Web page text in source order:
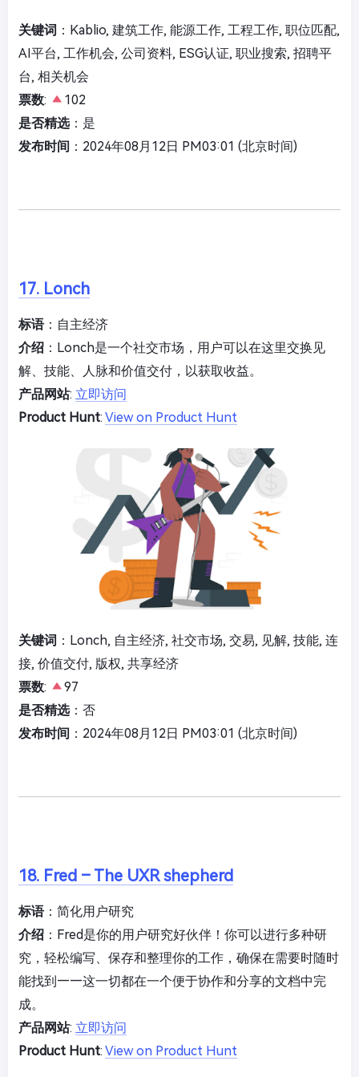
关键词 ：Kablio, 建筑工作, 能源工作, 工程工作, 职位匹配,
AI平台, 工作机会, 公司资料, ESG认证, 职业搜索, 招聘平
台, 相关机会
票数:
102
是否精选：是
发布时间 ：2024年08月12日 PM03:01 (北京时间)
17. Lonch
标语：自主经济
介绍 ：Lonch是一个社交市场，用户可以在这里交换见
解、技能、人脉和价值交付，以获取收益。
产品网站: 立即访问
Product Hunt: View on Product Hunt
关键词 ：Lonch, 自主经济, 社交市场, 交易, 见解, 技能, 连
接, 价值交付, 版权, 共享经济
票数:
97
是否精选：否
发布时间 ：2024年08月12日 PM03:01 (北京时间)
18. Fred – The UXR shepherd
标语：简化用户研究
介绍 ：Fred是你的用户研究好伙伴！你可以进行多种研
究，轻松编写、保存和整理你的工作，确保在需要时随时
能找到——这一切都在一个便于协作和分享的文档中完
成。
产品网站: 立即访问
Product Hunt: View on Product Hunt